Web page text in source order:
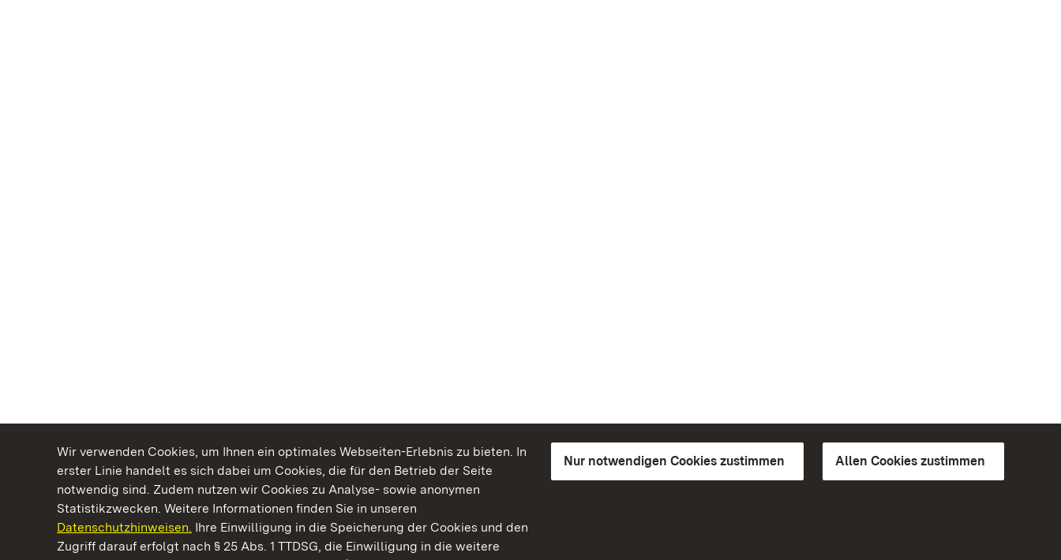
Wir verwenden Cookies, um Ihnen ein optimales Webseiten-Erlebnis zu bieten. In
erster Linie handelt es sich dabei um Cookies, die für den Betrieb der Seite
notwendig sind. Zudem nutzen wir Cookies zu Analyse- sowie anonymen
Statistikzwecken. Weitere Informationen finden Sie in unseren
Datenschutzhinweisen. Ihre Einwilligung in die Speicherung der Cookies und den
Zugriff darauf erfolgt nach § 25 Abs. 1 TTDSG, die Einwilligung in die weitere
Nur notwendigen Cookies zustimmen Allen Cookies zustimmen
Kommen. Staunen. Genießen.